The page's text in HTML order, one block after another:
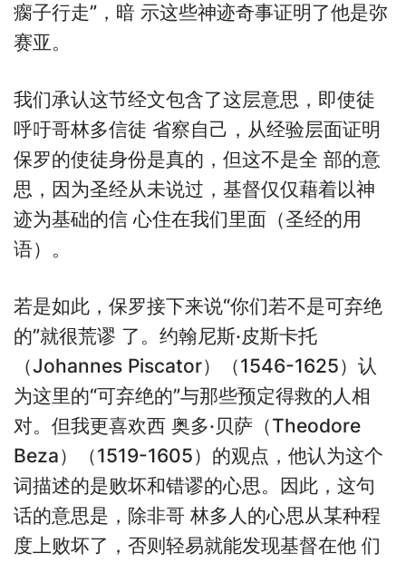
瘸子行走”，暗 示这些神迹奇事证明了他是弥
赛亚。
我们承认这节经文包含了这层意思，即使徒
呼吁哥林多信徒 省察自己，从经验层面证明
保罗的使徒身份是真的，但这不是全 部的意
思，因为圣经从未说过，基督仅仅藉着以神
迹为基础的信 心住在我们里面（圣经的用
语）。
若是如此，保罗接下来说“你们若不是可弃绝
的”就很荒谬 了。约翰尼斯·皮斯卡托
（Johannes Piscator）（1546-1625）认
为这里的“可弃绝的”与那些预定得救的人相
对。但我更喜欢西 奥多·贝萨（Theodore
Beza）（1519-1605）的观点，他认为这个
词描述的是败坏和错谬的心思。因此，这句
话的意思是，除非哥 林多人的心思从某种程
度上败坏了，否则轻易就能发现基督在他 们